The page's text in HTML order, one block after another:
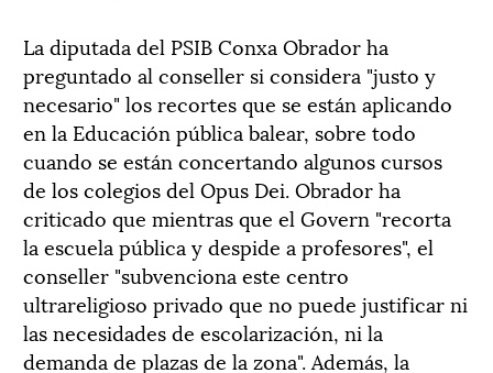
La diputada del PSIB Conxa Obrador ha
preguntado al conseller si considera "justo y
necesario" los recortes que se están aplicando
en la Educación pública balear, sobre todo
cuando se están concertando algunos cursos
de los colegios del Opus Dei. Obrador ha
criticado que mientras que el Govern "recorta
la escuela pública y despide a profesores", el
conseller "subvenciona este centro
ultrareligioso privado que no puede justificar ni
las necesidades de escolarización, ni la
demanda de plazas de la zona". Además, la